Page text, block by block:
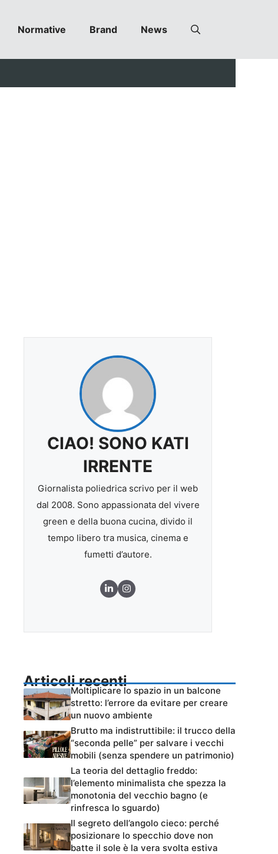
Normative Brand News
CIAO! SONO KATI
IRRENTE
Giornalista poliedrica scrivo per il web
dal 2008. Sono appassionata del vivere
green e della buona cucina, divido il
tempo libero tra musica, cinema e
fumetti d’autore.
Articoli recenti
Moltiplicare lo spazio in un balcone
stretto: l’errore da evitare per creare
un nuovo ambiente
Brutto ma indistruttibile: il trucco della
“seconda pelle” per salvare i vecchi
mobili (senza spendere un patrimonio)
La teoria del dettaglio freddo:
l’elemento minimalista che spezza la
monotonia del vecchio bagno (e
rinfresca lo sguardo)
Il segreto dell’angolo cieco: perché
posizionare lo specchio dove non
batte il sole è la vera svolta estiva